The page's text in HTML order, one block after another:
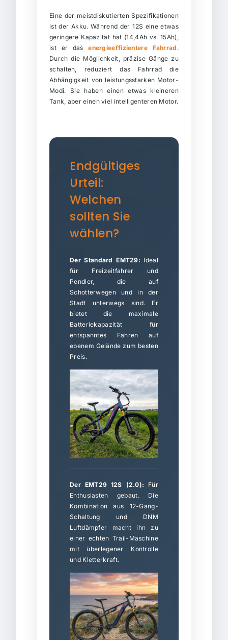
Eine der meistdiskutierten Spezifikationen
ist der Akku. Während der 12S eine etwas
geringere Kapazität hat (14,4Ah vs. 15Ah),
ist er dasenergieeffizientere Fahrrad .
Durch die Möglichkeit, präzise Gänge zu
schalten, reduziert das Fahrrad die
Abhängigkeit von leistungsstarken Motor-
Modi. Sie haben einen etwas kleineren
Tank, aber einen viel intelligenteren Motor.
Endgültiges
Urteil:
Welchen
sollten Sie
wählen?
Der Standard EMT29: Ideal
für Freizeitfahrer und
Pendler, die auf
Schotterwegen und in der
Stadt unterwegs sind. Er
bietet die maximale
Batteriekapazität für
entspanntes Fahren auf
ebenem Gelände zum besten
Preis.
Der EMT29 12S (2.0): Für
Enthusiasten gebaut. Die
Kombination aus 12-Gang-
Schaltung und DNM
Luftdämpfer macht ihn zu
einer echten Trail-Maschine
mit überlegener Kontrolle
und Kletterkraft.